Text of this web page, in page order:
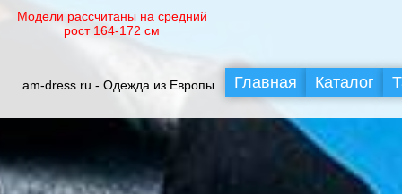
Модели рассчитаны на средний
рост 164-172 см
am-dress.ru - Одежда из Европы Главная Каталог